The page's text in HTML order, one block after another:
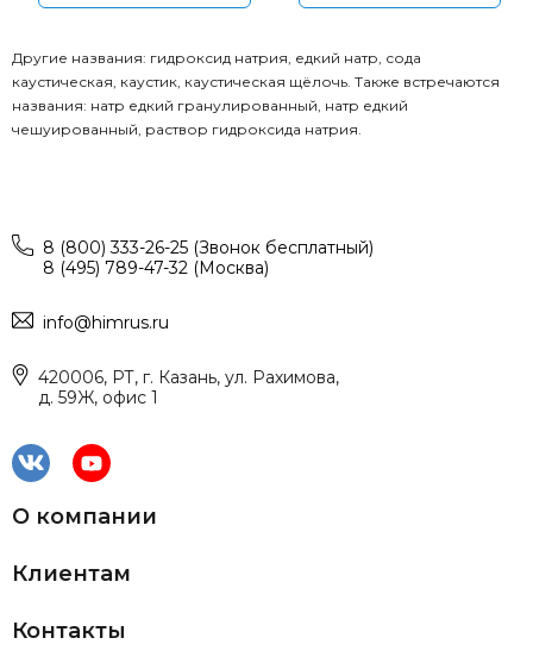
Другие названия: гидроксид натрия, едкий натр, сода
каустическая, каустик, каустическая щёлочь. Также встречаются
названия: натр едкий гранулированный, натр едкий
чешуированный, раствор гидроксида натрия.
8 (800) 333-26-25 (Звонок бесплатный)
8 (495) 789-47-32 (Москва)
info@himrus.ru
420006, РТ, г. Казань, ул. Рахимова,
д. 59Ж, офис 1
О компании
Клиентам
Контакты